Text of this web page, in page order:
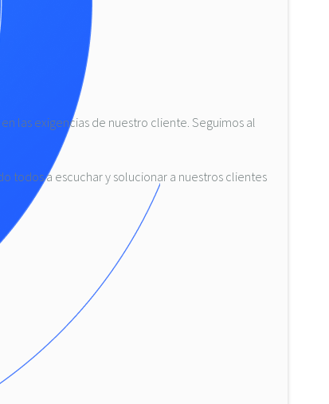
las exigencias de nuestro cliente. Seguimos al
todos a escuchar y solucionar a nuestros clientes